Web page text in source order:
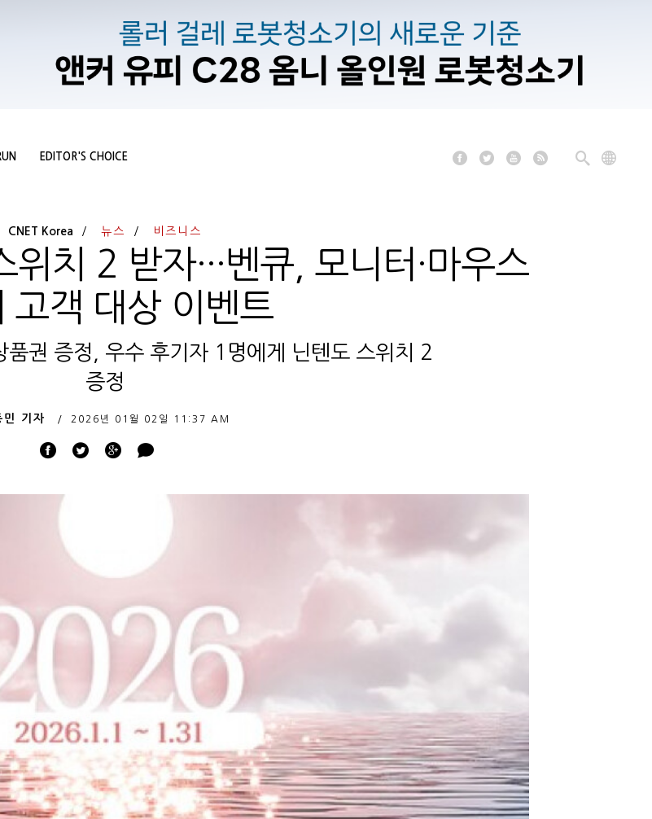
EDITOR'S CHOICE
CNET Korea 뉴스 비즈니스
치 2 받자···벤큐, 모니터·마우스
고객 대상 이벤트
품권 증정, 우수 후기자 1명에게 닌텐도 스위치 2
증정
민 기자 2026년 01월 02일 11:37 AM